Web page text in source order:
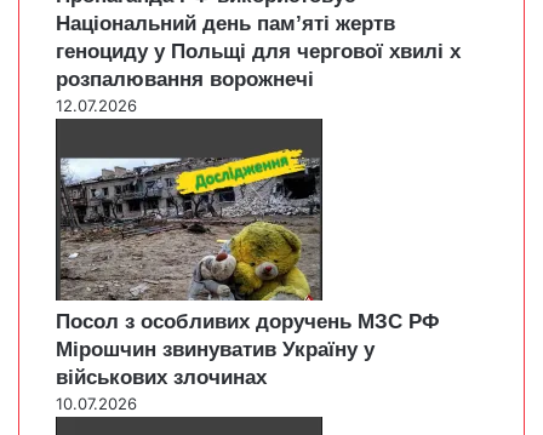
Національний день пам’яті жертв
геноциду у Польщі для чергової хвилі х
розпалювання ворожнечі
12.07.2026
Посол з особливих доручень МЗС РФ
Мірошчин звинуватив Україну у
військових злочинах
10.07.2026